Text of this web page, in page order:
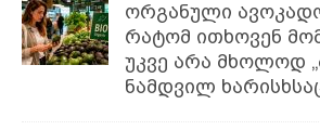
ორგანული
რატომ ითხოვენ
უკვე არა მხოლოდ
ნამდვილ